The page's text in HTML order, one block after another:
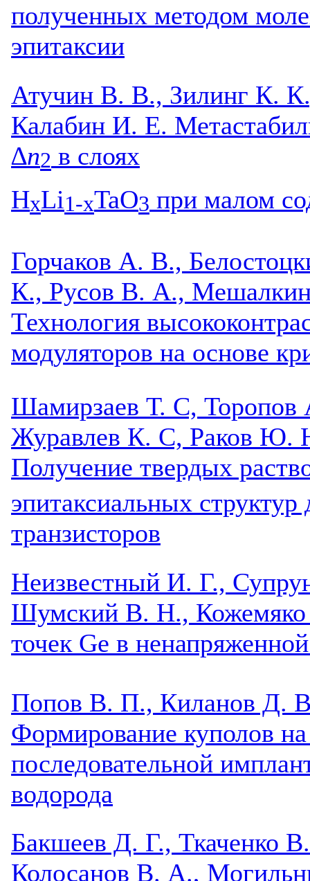
полученных методом
эпитаксии
Атучин В. В., Зилинг К.
Калабин И. Е.
∆n2 в слоях
HxLi1-xTaO3 при малом
Горчаков А. В.,
К., Русов В. А.,
Технология
модуляторов на основе
Шамирзаев Т. С,
Журавлев К. С, Раков
Получение твердых
эпитаксиальных
транзисторов
Неизвестный И. Г.,
Шумский В. Н., Кожемяко
точек Ge в
Попов В. П., Киланов Д.
Формирование куполов
последовательной
водорода
Бакшеев Д. Г., Ткаченко
Колосанов В. А.,